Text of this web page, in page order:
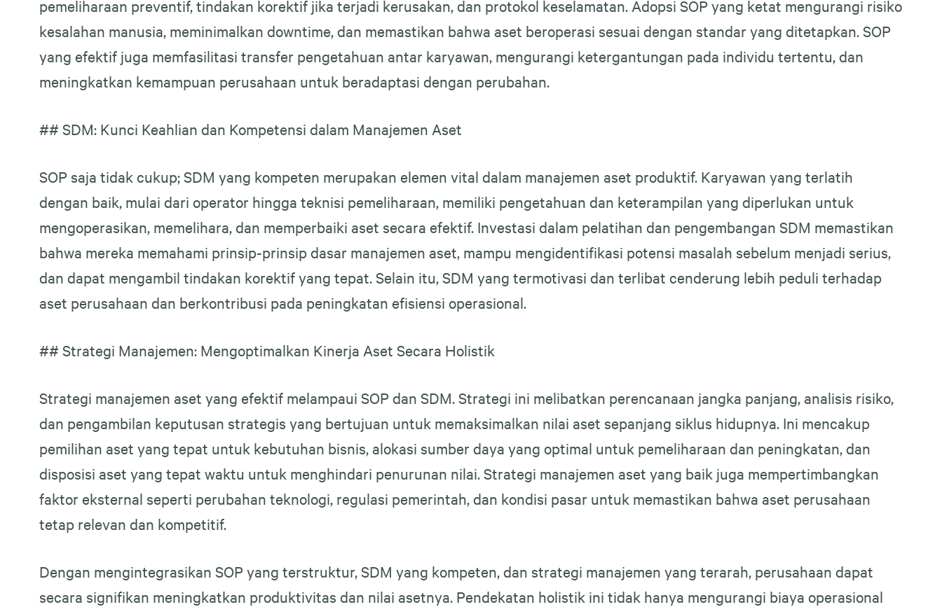
pemeliharaan preventif, tindakan korektif jika terjadi kerusakan, dan protokol keselamatan. Adopsi SOP yang ketat mengurangi risiko
kesalahan manusia, meminimalkan downtime, dan memastikan bahwa aset beroperasi sesuai dengan standar yang ditetapkan. SOP
yang efektif juga memfasilitasi transfer pengetahuan antar karyawan, mengurangi ketergantungan pada individu tertentu, dan
meningkatkan kemampuan perusahaan untuk beradaptasi dengan perubahan.
## SDM: Kunci Keahlian dan Kompetensi dalam Manajemen Aset
SOP saja tidak cukup; SDM yang kompeten merupakan elemen vital dalam manajemen aset produktif. Karyawan yang terlatih
dengan baik, mulai dari operator hingga teknisi pemeliharaan, memiliki pengetahuan dan keterampilan yang diperlukan untuk
mengoperasikan, memelihara, dan memperbaiki aset secara efektif. Investasi dalam pelatihan dan pengembangan SDM memastikan
bahwa mereka memahami prinsip-prinsip dasar manajemen aset, mampu mengidentifikasi potensi masalah sebelum menjadi serius,
dan dapat mengambil tindakan korektif yang tepat. Selain itu, SDM yang termotivasi dan terlibat cenderung lebih peduli terhadap
aset perusahaan dan berkontribusi pada peningkatan efisiensi operasional.
## Strategi Manajemen: Mengoptimalkan Kinerja Aset Secara Holistik
Strategi manajemen aset yang efektif melampaui SOP dan SDM. Strategi ini melibatkan perencanaan jangka panjang, analisis risiko,
dan pengambilan keputusan strategis yang bertujuan untuk memaksimalkan nilai aset sepanjang siklus hidupnya. Ini mencakup
pemilihan aset yang tepat untuk kebutuhan bisnis, alokasi sumber daya yang optimal untuk pemeliharaan dan peningkatan, dan
disposisi aset yang tepat waktu untuk menghindari penurunan nilai. Strategi manajemen aset yang baik juga mempertimbangkan
faktor eksternal seperti perubahan teknologi, regulasi pemerintah, dan kondisi pasar untuk memastikan bahwa aset perusahaan
tetap relevan dan kompetitif.
Dengan mengintegrasikan SOP yang terstruktur, SDM yang kompeten, dan strategi manajemen yang terarah, perusahaan dapat
secara signifikan meningkatkan produktivitas dan nilai asetnya. Pendekatan holistik ini tidak hanya mengurangi biaya operasional